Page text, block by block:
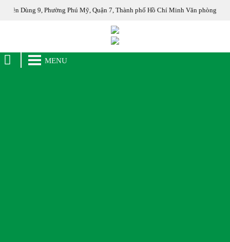
Phường Phú Mỹ, Quận 7, Thành phố Hồ Chí Minh Văn phòng đại diện :
MENU